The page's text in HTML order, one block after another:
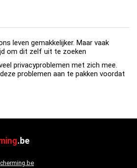
leven gemakkelijker. Maar vaak
om dit zelf uit te zoeken
privacyproblemen met zich mee.
problemen aan te pakken voordat
.be